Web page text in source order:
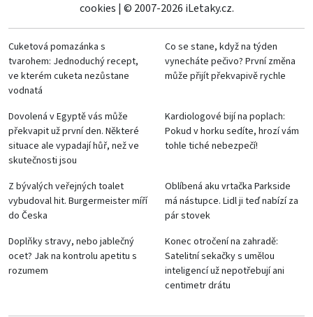
cookies | © 2007-2026 iLetaky.cz.
Cuketová pomazánka s
tvarohem: Jednoduchý recept,
ve kterém cuketa nezůstane
vodnatá
Co se stane, když na týden
vynecháte pečivo? První změna
může přijít překvapivě rychle
Dovolená v Egyptě vás může
překvapit už první den. Některé
situace ale vypadají hůř, než ve
skutečnosti jsou
Kardiologové bijí na poplach:
Pokud v horku sedíte, hrozí vám
tohle tiché nebezpečí!
Z bývalých veřejných toalet
vybudoval hit. Burgermeister míří
do Česka
Oblíbená aku vrtačka Parkside
má nástupce. Lidl ji teď nabízí za
pár stovek
Doplňky stravy, nebo jablečný
ocet? Jak na kontrolu apetitu s
rozumem
Konec otročení na zahradě:
Satelitní sekačky s umělou
inteligencí už nepotřebují ani
centimetr drátu